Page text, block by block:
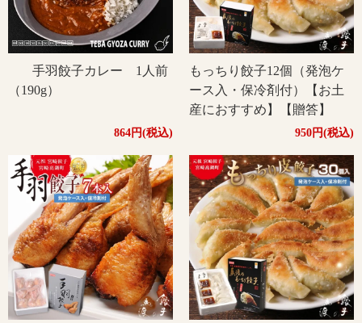
手羽餃子カレー 1人前
（190g）
864円(税込)
もっちり餃子12個（発泡ケ
ース入・保冷剤付）【お土
産におすすめ】【贈答】
950円(税込)